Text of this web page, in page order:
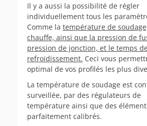
Il y a aussi la possibilité de régler
individuellement tous les
Comme la température de
chauffe, ainsi que la pression de
pression de jonction, et le temps de
refroidissement. Ceci vous
optimal de vos profilés les plus
La température de soudage est
surveillée, par des régulateurs de
température ainsi que des
parfaitement calibrés.